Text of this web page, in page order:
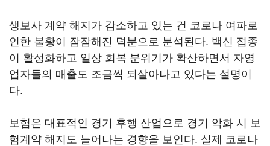
생보사 계약 해지가 감소하고 있는 건 코로나 여파로
인한 불황이 잠잠해진 덕분으로 분석된다. 백신 접종
이 활성화하고 일상 회복 분위기가 확산하면서 자영
업자들의 매출도 조금씩 되살아나고 있다는 설명이
다.
보험은 대표적인 경기 후행 산업으로 경기 악화 시 보
험계약 해지도 늘어나는 경향을 보인다. 실제 코로나